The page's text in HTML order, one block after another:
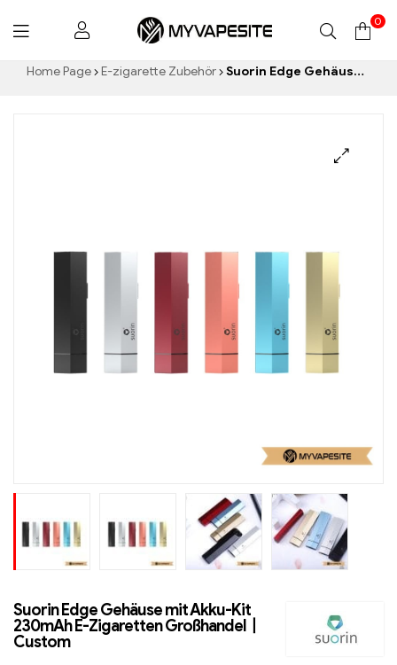
Myvapesite.de
0
Home Page E-zigarette Zubehör Suorin Edge Gehäuse mit Akku-Kit 230mAh E-Zigaretten Großhandel丨Custom
Suorin Edge Gehäuse mit Akku-Kit
230mAh E-Zigaretten Großhandel丨
Custom